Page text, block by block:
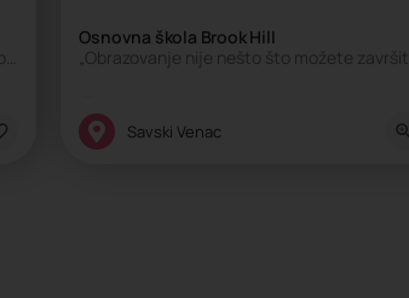
Nemačka škola Beograd (DSB) je privatna obrazovna ustanova pod okriljem Školskog društva, koju je…
Osnovna škola Brook Hill
„Obrazovanje nije nešto što možete završiti“
Savski Venac